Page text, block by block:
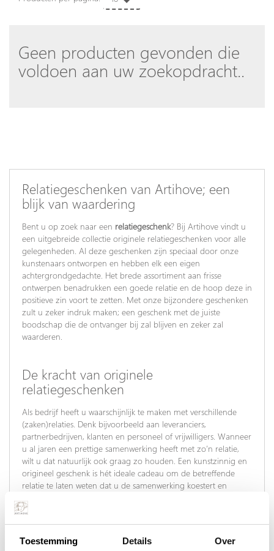
Toestemming Details Over
Geen producten gevonden die
voldoen aan uw zoekopdracht..
Relatiegeschenken van Artihove; een
blijk van waardering
Bent u op zoek naar een relatiegeschenk? Bij Artihove vindt u
een uitgebreide collectie originele relatiegeschenken voor alle
gelegenheden. Al deze geschenken zijn speciaal door onze
kunstenaars ontworpen en hebben elk een eigen
achtergrondgedachte. Het brede assortiment aan frisse
ontwerpen benadrukken een goede relatie en de hoop deze in
positieve zin voort te zetten. Met onze bijzondere geschenken
zult u zeker indruk maken; een geschenk met de juiste
boodschap die de ontvanger bij zal blijven en zeker zal
waarderen.
De kracht van originele
relatiegeschenken
Als bedrijf heeft u waarschijnlijk te maken met verschillende
(zaken)relaties. Denk bijvoorbeeld aan leveranciers,
partnerbedrijven, klanten en personeel of vrijwilligers. Wanneer
u al jaren een prettige samenwerking heeft met zo’n relatie,
wilt u dat natuurlijk ook graag zo houden. Een kunstzinnig en
origineel geschenk is hét ideale cadeau om de betreffende
relatie te laten weten dat u de samenwerking koestert en
ongetwijfeld een prominent plekje krijgen en zijn een blijvende
herinnering voor de ontvanger.